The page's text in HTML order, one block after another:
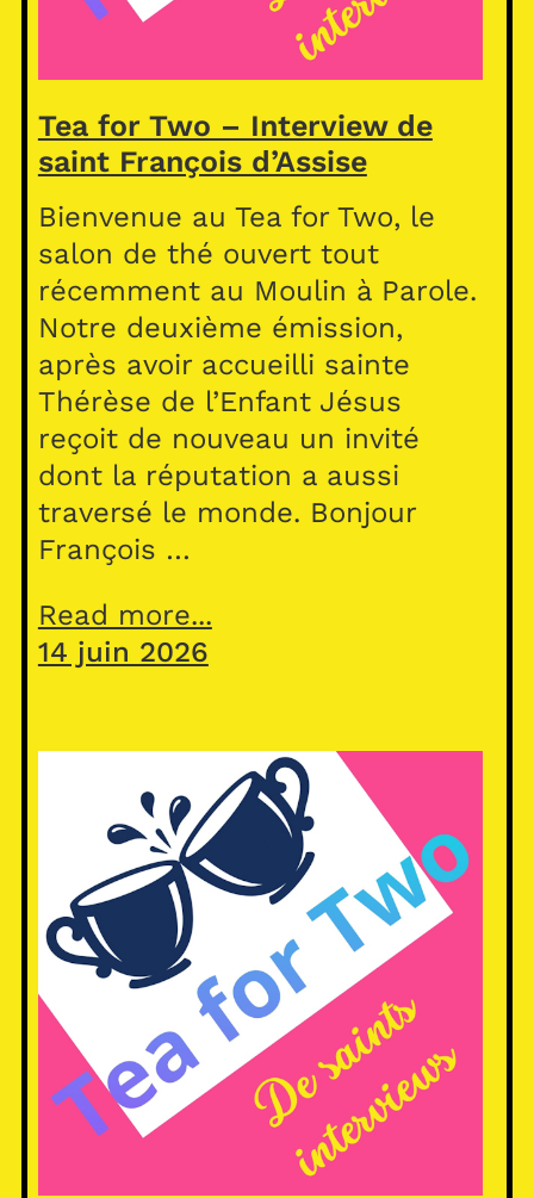
Tea for Two – Interview de
saint François d’Assise
Bienvenue au Tea for Two, le
salon de thé ouvert tout
récemment au Moulin à Parole.
Notre deuxième émission,
après avoir accueilli sainte
Thérèse de l’Enfant Jésus
reçoit de nouveau un invité
dont la réputation a aussi
traversé le monde. Bonjour
François …
Read more...
14 juin 2026